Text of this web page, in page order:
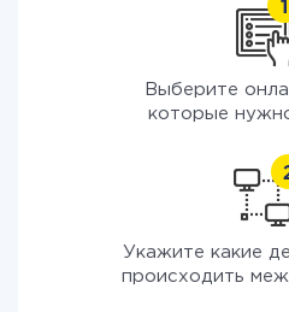
Выберите
которые
Укажите какие
происходить